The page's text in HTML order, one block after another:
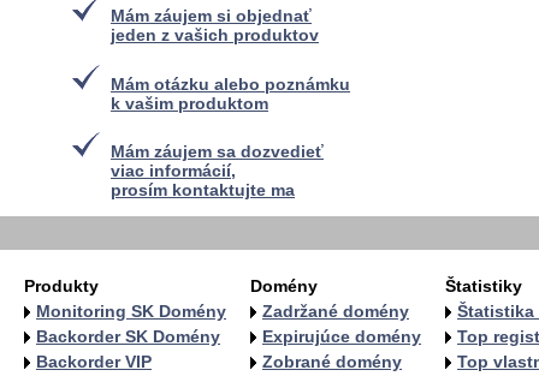
Mám záujem si objednať
jeden z vašich produktov
Mám otázku alebo poznámku
k vašim produktom
Mám záujem sa dozvedieť
viac informácií,
prosím kontaktujte ma
Produkty
Monitoring SK Domény
Backorder SK Domény
Backorder VIP
Domény
Zadržané domény
Expirujúce domény
Zobrané domény
Štatistiky
Štatistika
Top
Top